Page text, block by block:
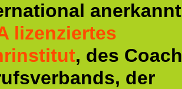
lizenziertes
, des
der